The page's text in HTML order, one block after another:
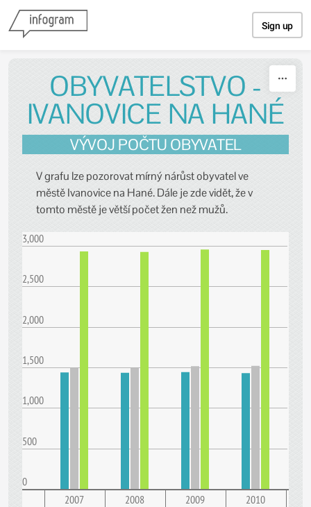
Sign up
OBYVATELSTVO -
IVANOVICE NA HANÉ
VÝVOJ POČTU OBYVATEL
V grafu lze pozorovat mírný nárůst obyvatel ve
městě Ivanovice na Hané. Dále je zde vidět, že v
tomto městě je větší počet žen než mužů.
3,000
2,500
2,000
1,500
1,000
500
0
2007
2008 2009
2010